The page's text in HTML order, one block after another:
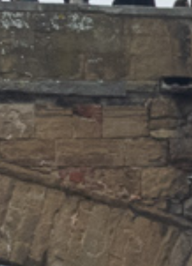
Vuoi aderire a
Compila il modulo di iscrizione e diventa un
associazione